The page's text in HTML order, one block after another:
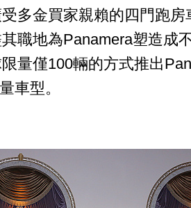
多金買家親賴的四門跑房
職地為Panamera塑造成
量僅100輛的方式推出
車型。